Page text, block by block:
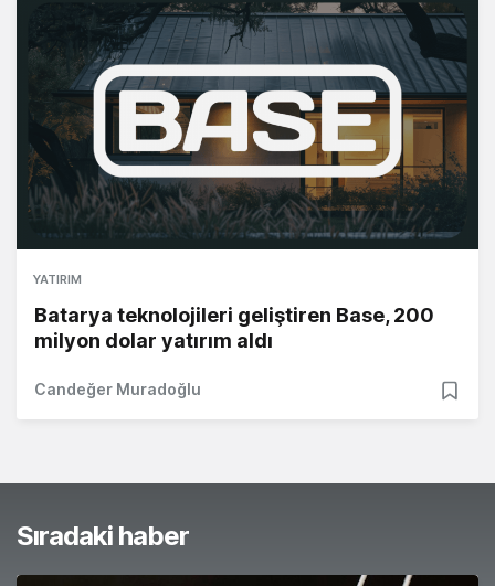
YATIRIM
Batarya teknolojileri geliştiren Base, 200
milyon dolar yatırım aldı
Candeğer Muradoğlu
Sıradaki haber